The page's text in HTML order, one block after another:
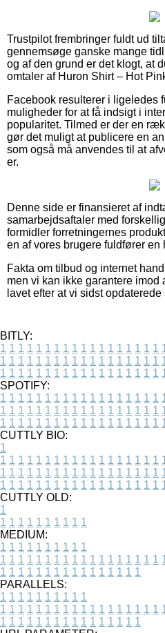
Trustpilot frembringer fuldt ud
gennemsøge ganske mange
og af den grund er det klogt, at
omtaler af Huron Shirt – Hot
Facebook resulterer i ligeledes
muligheder for at få indsigt i
popularitet. Tilmed er der en
gør det muligt at publicere en
som også må anvendes til at
er.
Denne side er finansieret af
samarbejdsaftaler med
formidler forretningernes
en af vores brugere fuldfører en
Fakta om tilbud og internet
men vi kan ikke garantere
lavet efter at vi sidst
BITLY:
1 1 1 1 1 1 1 1 1 1 1 1 1 1 1 1 1 1
1 1 1 1 1 1 1 1 1 1 1 1 1 1 1 1 1 1
1 1 1 1 1 1 1 1 1 1 1 1 1 1 1 1 1 1
SPOTIFY:
1 1 1 1 1 1 1 1 1 1 1 1 1 1 1 1 1 1
1 1 1 1 1 1 1 1 1 1 1 1 1 1 1 1 1 1
1 1 1 1 1 1 1 1 1 1 1 1 1 1 1 1 1 1
CUTTLY BIO:
1
1 1 1 1 1 1 1 1 1 1 1 1 1 1 1 1 1 1
1 1 1 1 1 1 1 1 1 1 1 1 1 1 1 1 1 1
1 1 1 1 1 1 1 1 1 1 1 1 1 1 1 1 1 1
CUTTLY OLD:
1
1 1 1 1 1 1 1 1 1 1
MEDIUM:
1 1 1 1 1 1 1 1 1 1
1 1 1 1 1 1 1 1 1 1 1 1 1 1 1 1 1 1
1 1 1 1 1 1 1 1 1 1 1 1 1 1 1 1
PARALLELS:
1 1 1 1 1 1 1 1 1 1
1 1 1 1 1 1 1 1 1 1 1 1 1 1 1 1 1 1
1 1 1 1 1 1 1 1 1 1 1 1 1 1 1 1